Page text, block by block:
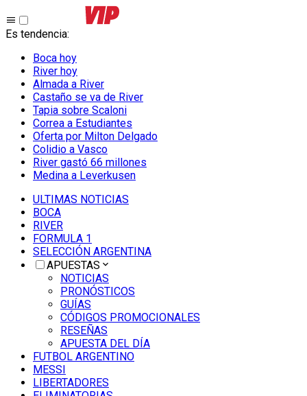
Es tendencia:
Boca hoy
River hoy
Almada a River
Castaño se va de River
Tapia sobre Scaloni
Correa a Estudiantes
Oferta por Milton Delgado
Colidio a Vasco
River gastó 66 millones
Medina a Leverkusen
ULTIMAS NOTICIAS
BOCA
RIVER
FORMULA 1
SELECCIÓN ARGENTINA
APUESTAS
NOTICIAS
PRONÓSTICOS
GUÍAS
CÓDIGOS PROMOCIONALES
RESEÑAS
APUESTA DEL DÍA
FUTBOL ARGENTINO
MESSI
LIBERTADORES